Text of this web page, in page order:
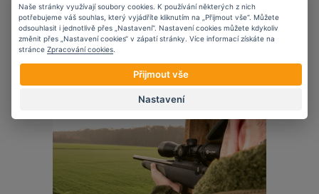
2023
Naše stránky využívají soubory cookies. K používání některých z nich
potřebujeme váš souhlas, který vyjádříte kliknutím na „Přijmout vše“. Můžete
odsouhlasit i jednotlivě přes „Nastavení“. Nastavení cookies můžete kdykoliv
změnit přes „Nastavení cookies“ v zápatí stránky. Více informací získáte na
stránce Zpracování cookies
Přijmout vše
Nastavení